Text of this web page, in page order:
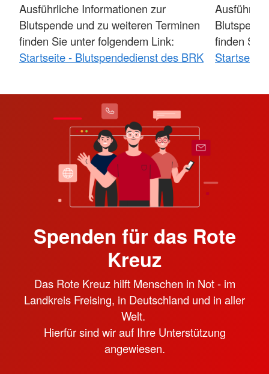
Ausführliche Informationen zur
Blutspende und zu weiteren Terminen
finden Sie unter folgendem Link:
Startseite - Blutspendedienst des BRK
finden Sie
Startseite
Spenden für das Rote
Kreuz
Das Rote Kreuz hilft Menschen in Not - im
Landkreis Freising, in Deutschland und in aller
Welt.
Hierfür sind wir auf Ihre Unterstützung
angewiesen.